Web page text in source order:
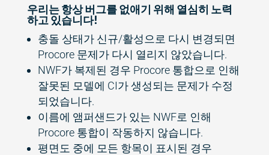
우리는 항상 버그를 없애기 위해 열심히 노력
하고 있습니다!
충돌 상태가 신규/활성으로 다시 변경되면
Procore 문제가 다시 열리지 않았습니다.
NWF가 복제된 경우 Procore 통합으로 인해
잘못된 모델에 CI가 생성되는 문제가 수정
되었습니다.
이름에 앰퍼샌드가 있는 NWF로 인해
Procore 통합이 작동하지 않습니다.
평면도 중에 모든 항목이 표시된 경우